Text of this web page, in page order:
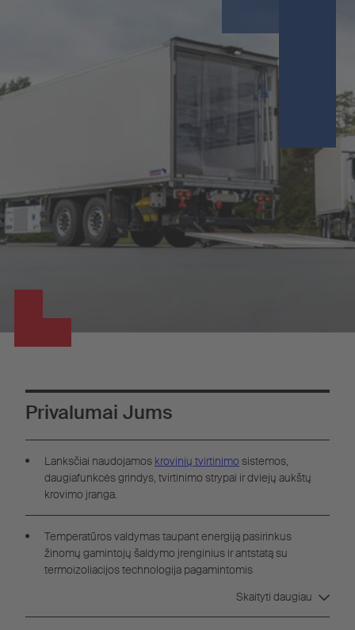
Privalumai Jums
Lanksčiai naudojamos krovinių tvirtinimo sistemos,
daugiafunkcės grindys, tvirtinimo strypai ir dviejų aukštų
krovimo įranga.
Temperatūros valdymas taupant energiją pasirinkus
žinomų gamintojų šaldymo įrenginius ir antstatą su
termoizoliacijos technologija pagamintomis
Skaityti daugiau